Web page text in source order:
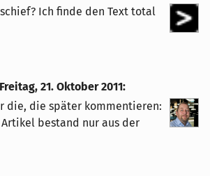
Ich finde den Text total
Freitag, 21. Oktober 2011:
die, die später kommentieren:
bestand nur aus der